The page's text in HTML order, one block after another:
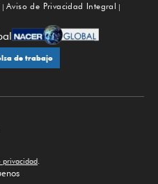
Aviso de Privacidad Integral
de trabajo
privacidad